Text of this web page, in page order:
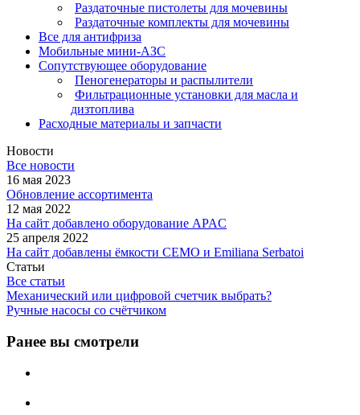
Раздаточные пистолеты для мочевины
Раздаточные комплекты для мочевины
Все для антифриза
Мобильные мини-АЗС
Сопутствующее оборудование
Пеногенераторы и распылители
Фильтрационные установки для масла и
дизтоплива
Расходные материалы и запчасти
Новости
Все новости
16 мая 2023
Обновление ассортимента
12 мая 2022
На сайт добавлено оборудование APAC
25 апреля 2022
На сайт добавлены ёмкости CEMO и Emiliana Serbatoi
Статьи
Все статьи
Механический или цифровой счетчик выбрать?
Ручные насосы со счётчиком
Ранее вы смотрели